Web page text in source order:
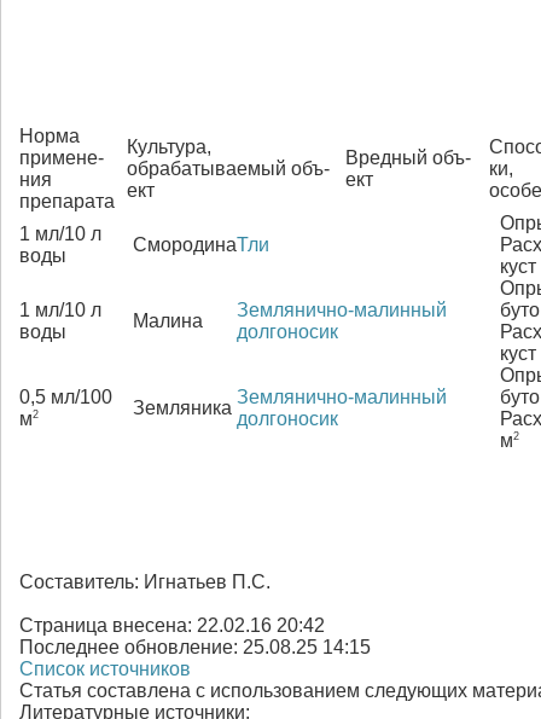
Нор­ма
при­ме­не­
ния
пре­па­ра­та
Куль­ту­ра,
об­ра­ба­ты­ва­емый объ­
ект
Вред­ный объ­
ект
ки,
1 мл/10 л
воды
СмородинаТли
куст
1 мл/10 л
воды
Малина
Землянично-малинный
долгоносик
куст
0,5 мл/100
м2 Земляника
Землянично-малинный
долгоносик
м2
Составитель: Игнатьев П.С.
Страница внесена: 22.02.16 20:42
Последнее обновление: 25.08.25 14:15
Список источников
Статья составлена с использованием следующих
Литературные источники: